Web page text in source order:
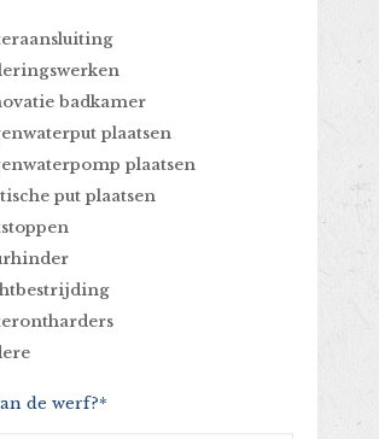
badkamer
plaatsen
plaatsen
put plaatsen
de werf?*